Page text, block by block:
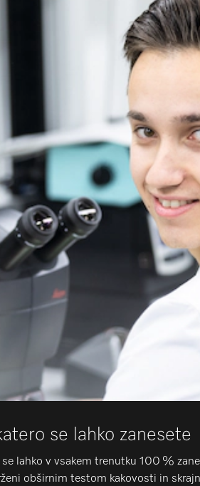
se lahko zanesete
lahko v vsakem trenutku 100 %
obširnim testom kakovosti in